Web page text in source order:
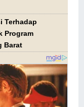
Terhadap
Program
Barat